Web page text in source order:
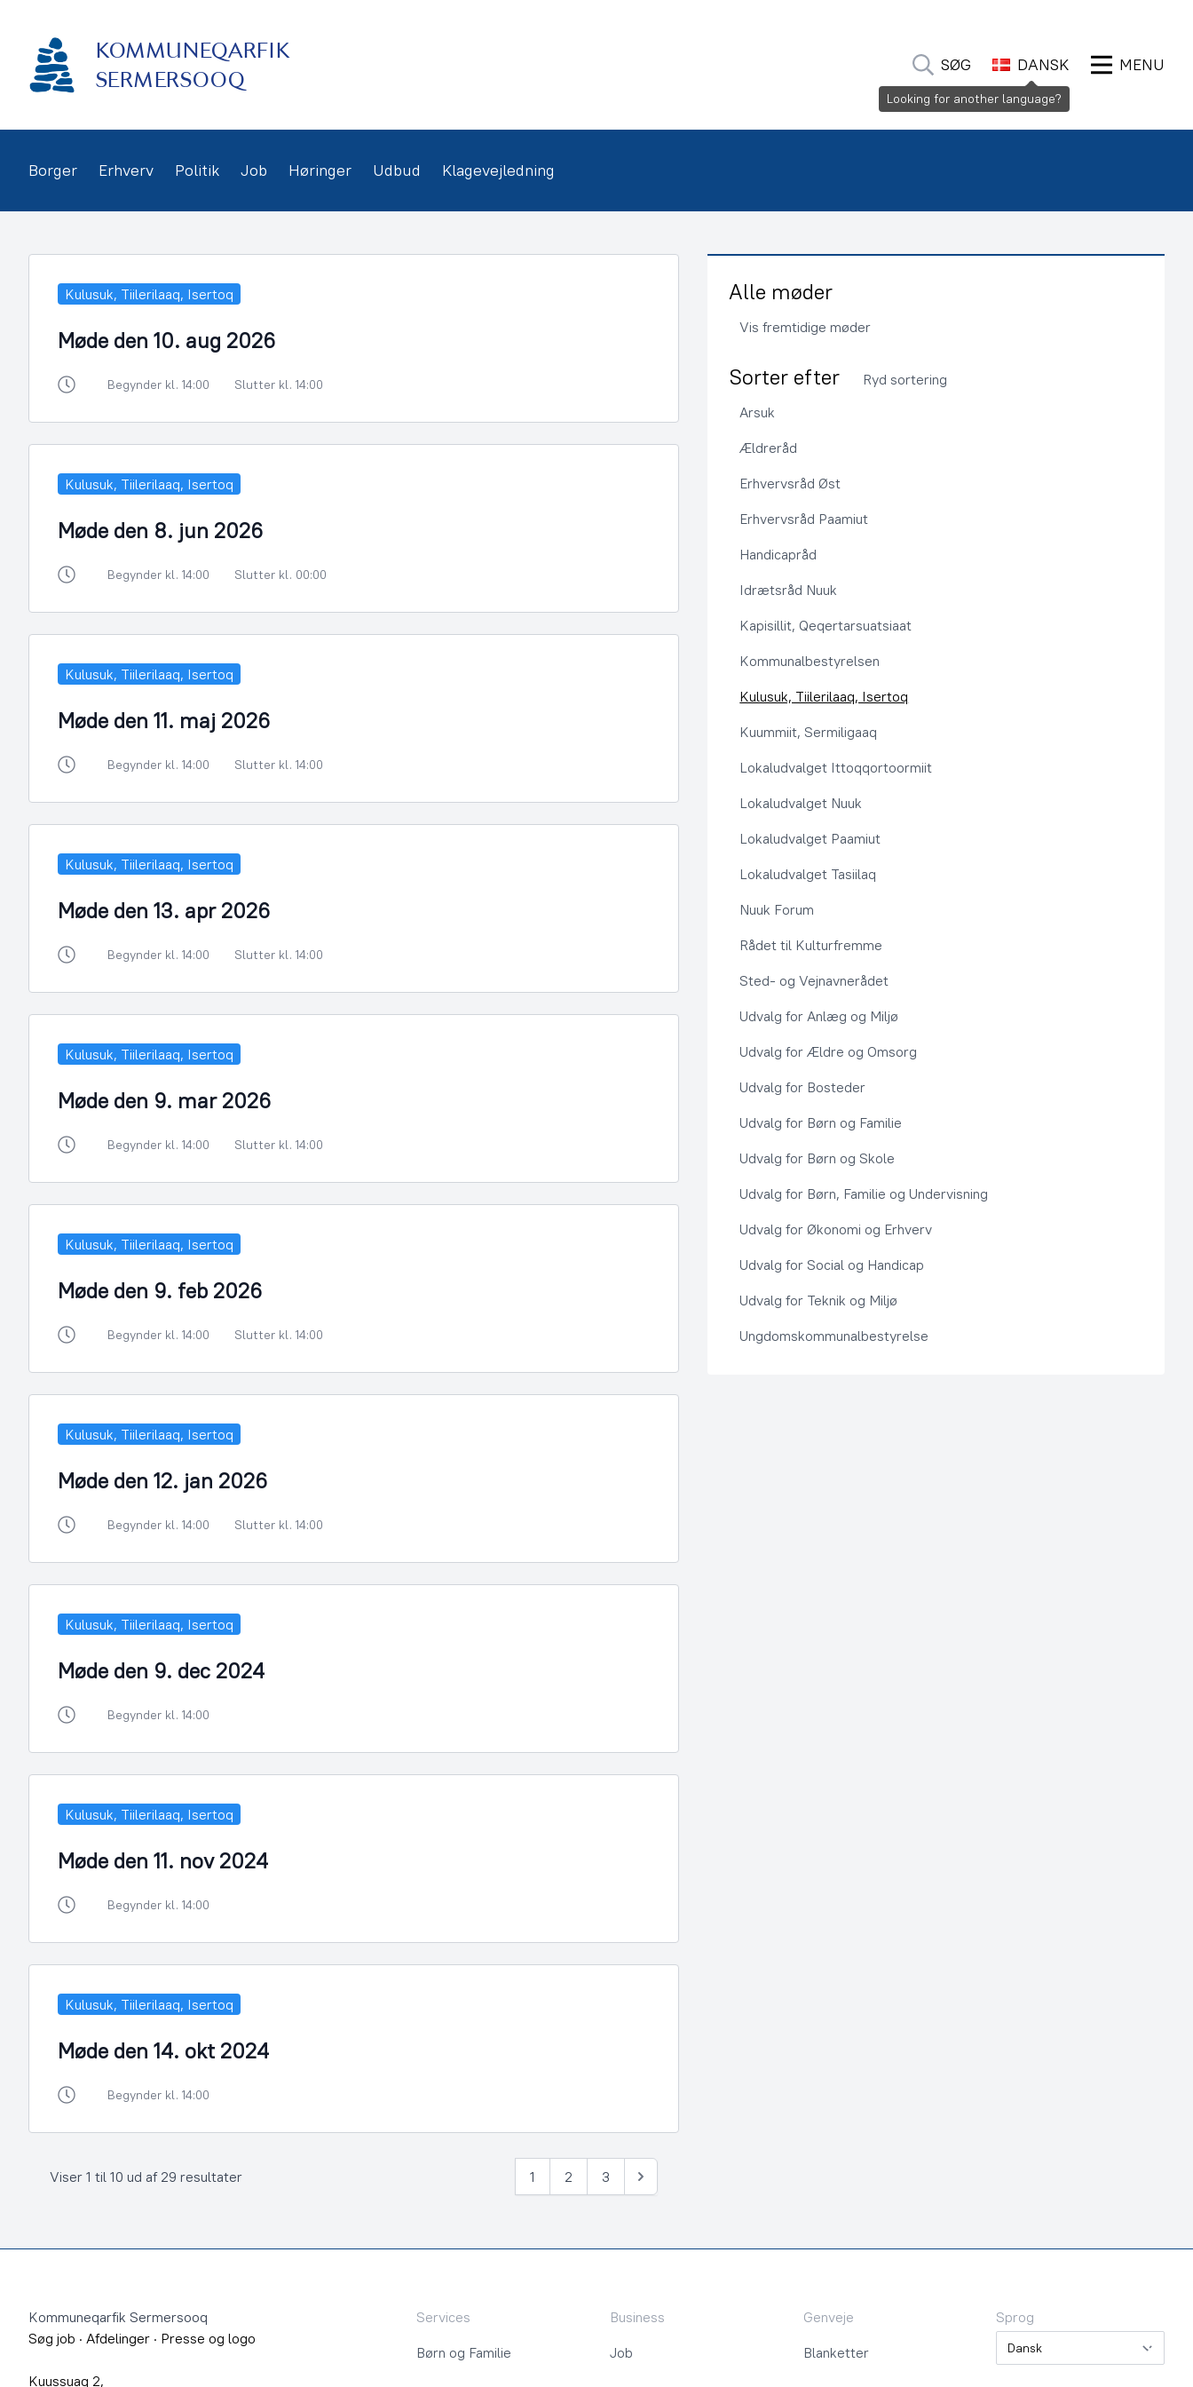
indhold
KOMMUNEQARFIK
SERMERSOOQ
SØG DANSK MENU
Borger Erhverv Politik Job Høringer Udbud Klagevejledning
Kulusuk, Tiilerilaaq, Isertoq
Møde den 10. aug 2026
Begynder kl. 14:00 Slutter kl. 14:00
Kulusuk, Tiilerilaaq, Isertoq
Møde den 8. jun 2026
Begynder kl. 14:00 Slutter kl. 00:00
Kulusuk, Tiilerilaaq, Isertoq
Møde den 11. maj 2026
Begynder kl. 14:00 Slutter kl. 14:00
Kulusuk, Tiilerilaaq, Isertoq
Møde den 13. apr 2026
Begynder kl. 14:00 Slutter kl. 14:00
Kulusuk, Tiilerilaaq, Isertoq
Møde den 9. mar 2026
Begynder kl. 14:00 Slutter kl. 14:00
Kulusuk, Tiilerilaaq, Isertoq
Møde den 9. feb 2026
Begynder kl. 14:00 Slutter kl. 14:00
Kulusuk, Tiilerilaaq, Isertoq
Møde den 12. jan 2026
Begynder kl. 14:00 Slutter kl. 14:00
Kulusuk, Tiilerilaaq, Isertoq
Møde den 9. dec 2024
Begynder kl. 14:00
Kulusuk, Tiilerilaaq, Isertoq
Møde den 11. nov 2024
Begynder kl. 14:00
Kulusuk, Tiilerilaaq, Isertoq
Møde den 14. okt 2024
Begynder kl. 14:00
Viser 1 til 10 ud af 29 resultater 1 2 3
Næste
Alle møder
Vis fremtidige møder
Sorter efter
Ryd sortering
Arsuk
Ældreråd
Erhvervsråd Øst
Erhvervsråd Paamiut
Handicapråd
Idrætsråd Nuuk
Kapisillit, Qeqertarsuatsiaat
Kommunalbestyrelsen
Kulusuk, Tiilerilaaq, Isertoq
Kuummiit, Sermiligaaq
Lokaludvalget Ittoqqortoormiit
Lokaludvalget Nuuk
Lokaludvalget Paamiut
Lokaludvalget Tasiilaq
Nuuk Forum
Rådet til Kulturfremme
Sted- og Vejnavnerådet
Udvalg for Anlæg og Miljø
Udvalg for Ældre og Omsorg
Udvalg for Bosteder
Udvalg for Børn og Familie
Udvalg for Børn og Skole
Udvalg for Børn, Familie og Undervisning
Udvalg for Økonomi og Erhverv
Udvalg for Social og Handicap
Udvalg for Teknik og Miljø
Ungdomskommunalbestyrelse
Kommuneqarfik Sermersooq
Søg job · Afdelinger · Presse og logo
Kuussuaq 2,
Services
Børn og Familie
Business
Job
Genveje
Blanketter
Sprog
Sprog
Looking for another language?